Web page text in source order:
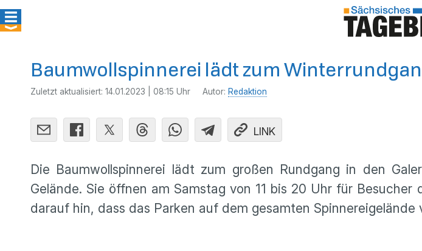
Baumwollspinnerei lädt zum
Zuletzt aktualisiert: 14.01.2023 | 08:15 Uhr Autor: Redaktion
LINK
Die Baumwollspinnerei lädt zum großen Rundgang in den
Gelände. Sie öffnen am Samstag von 11 bis 20 Uhr für
darauf hin, dass das Parken auf dem gesamten Spinnereigelände